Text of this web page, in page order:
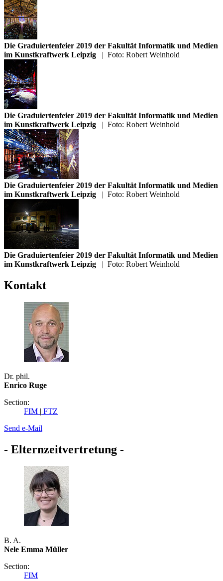
Die Graduiertenfeier 2019 der Fakultät Informatik und Medien
im Kunstkraftwerk Leipzig | Foto: Robert Weinhold
Die Graduiertenfeier 2019 der Fakultät Informatik und Medien
im Kunstkraftwerk Leipzig | Foto: Robert Weinhold
Die Graduiertenfeier 2019 der Fakultät Informatik und Medien
im Kunstkraftwerk Leipzig | Foto: Robert Weinhold
Die Graduiertenfeier 2019 der Fakultät Informatik und Medien
im Kunstkraftwerk Leipzig | Foto: Robert Weinhold
Kontakt
Dr. phil.
Enrico Ruge
Section:
FIM | FTZ
Send e-Mail
- Elternzeitvertretung -
B. A.
Nele Emma Müller
Section:
FIM